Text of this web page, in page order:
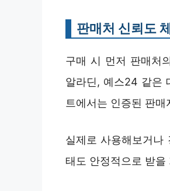
판매처 신뢰도
구매 시 먼저 판매처
알라딘, 예스24 같은
트에서는 인증된 판
실제로 사용해보거나
태도 안정적으로 받